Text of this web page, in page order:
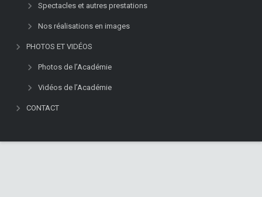
Spectacles et autres prestations
Nos réalisations en images
PHOTOS ET VIDÉOS
Photos de l’Académie
Vidéos de l’Académie
CONTACT